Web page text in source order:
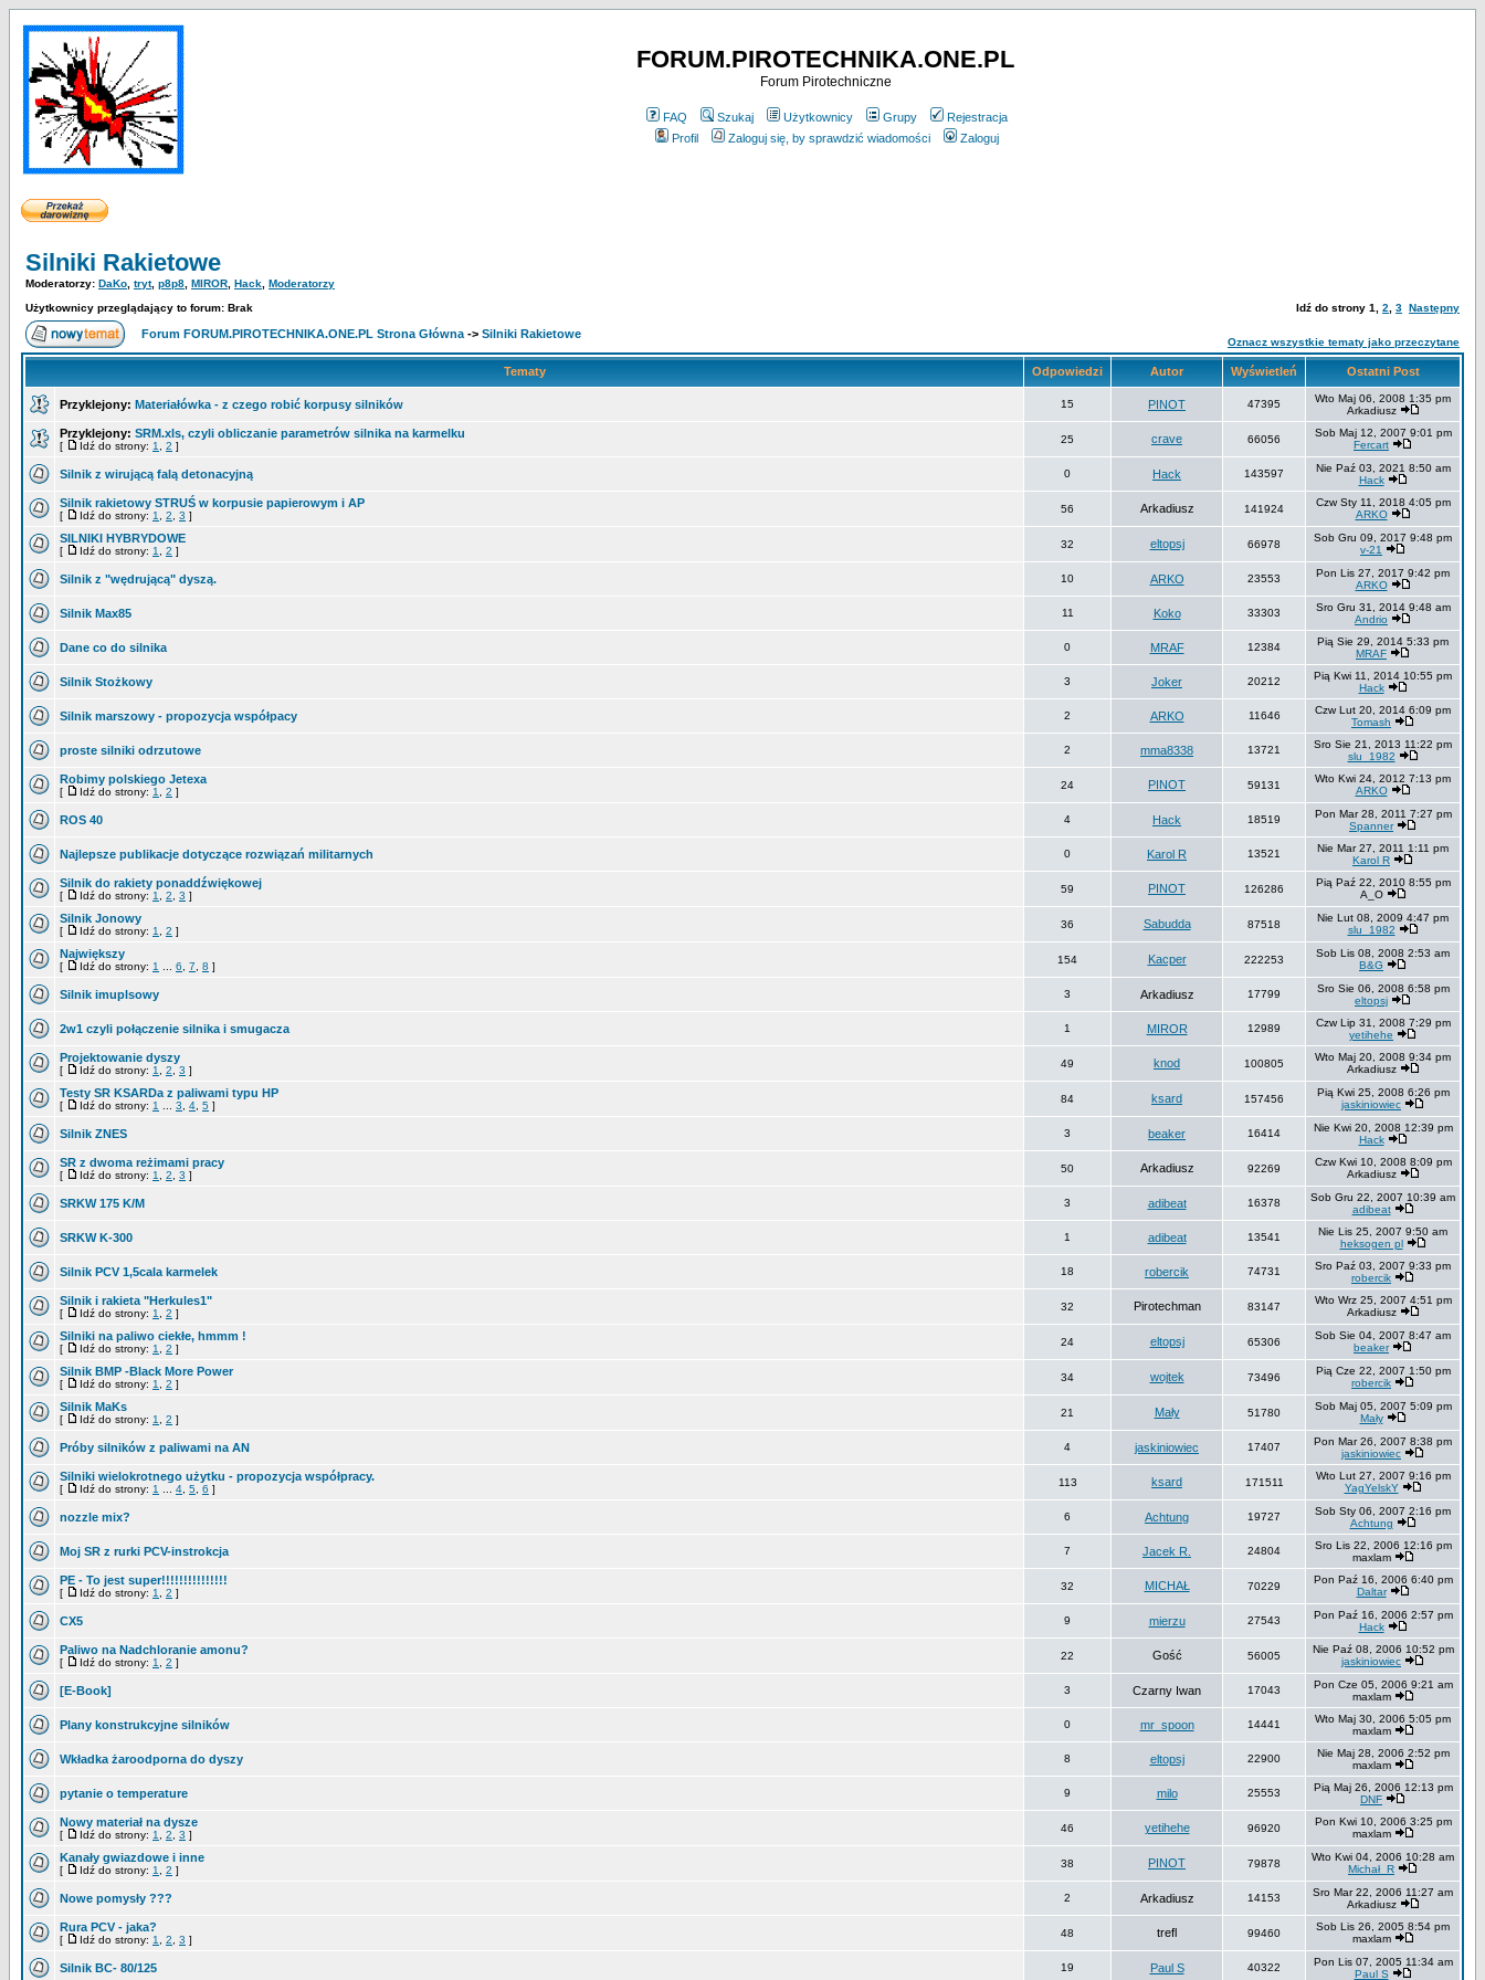
FORUM.PIROTECHNIKA.ONE.PL
Forum Pirotechniczne
FAQ Szukaj Użytkownicy Grupy
Rejestracja
Profil
Zaloguj się, by sprawdzić wiadomości Zaloguj
Silniki Rakietowe
Moderatorzy: DaKo tryt, p8p8 MIROR Hack Moderatorzy
Użytkownicy przeglądający to forum: Brak
Idź do strony 1 2 3 Następny
Forum FORUM.PIROTECHNIKA.ONE.PL Strona Główna -> Silniki Rakietowe
Oznacz wszystkie tematy jako przeczytane
Tematy Odpowiedzi Autor Wyświetleń Ostatni Post
Przyklejony: Materiałówka - z czego robić korpusy silników 15 PINOT 47395
Wto Maj 06, 2008 1:35 pm
Arkadiusz
Przyklejony: SRM.xls, czyli obliczanie parametrów silnika na karmelku
[ Idź do strony: 1 2 ]
25 crave 66056
Sob Maj 12, 2007 9:01 pm
Fercart
Silnik z wirującą falą detonacyjną 0 Hack 143597
Nie Paź 03, 2021 8:50 am
Hack
Silnik rakietowy STRUŚ w korpusie papierowym i AP
[ Idź do strony: 1 2 3 ]
56 Arkadiusz 141924
Czw Sty 11, 2018 4:05 pm
ARKO
SILNIKI HYBRYDOWE
[ Idź do strony: 1 2 ]
32 eltopsj 66978
Sob Gru 09, 2017 9:48 pm
v-21
Silnik z "wędrującą" dyszą. 10 ARKO 23553
Pon Lis 27, 2017 9:42 pm
ARKO
Silnik Max85 11 Koko 33303
Sro Gru 31, 2014 9:48 am
Andrio
Dane co do silnika 0 MRAF 12384
Pią Sie 29, 2014 5:33 pm
MRAF
Silnik Stożkowy 3 Joker 20212
Pią Kwi 11, 2014 10:55 pm
Hack
Silnik marszowy - propozycja współpacy 2 ARKO 11646
Czw Lut 20, 2014 6:09 pm
Tomash
proste silniki odrzutowe 2 mma8338 13721
Sro Sie 21, 2013 11:22 pm
slu_1982
Robimy polskiego Jetexa
[ Idź do strony: 1 2 ]
24 PINOT 59131
Wto Kwi 24, 2012 7:13 pm
ARKO
ROS 40 4 Hack 18519
Pon Mar 28, 2011 7:27 pm
Spanner
Najlepsze publikacje dotyczące rozwiązań militarnych 0 Karol R 13521
Nie Mar 27, 2011 1:11 pm
Karol R
Silnik do rakiety ponaddźwiękowej
[ Idź do strony: 1 2 3 ]
59 PINOT 126286
Pią Paź 22, 2010 8:55 pm
A_O
Silnik Jonowy
[ Idź do strony: 1 2 ]
36 Sabudda 87518
Nie Lut 08, 2009 4:47 pm
slu_1982
Największy
[ Idź do strony: 1 6 7 8 ]
154 Kacper 222253
Sob Lis 08, 2008 2:53 am
B&G
Silnik imuplsowy 3 Arkadiusz 17799
Sro Sie 06, 2008 6:58 pm
eltopsj
2w1 czyli połączenie silnika i smugacza 1 MIROR 12989
Czw Lip 31, 2008 7:29 pm
yetihehe
Projektowanie dyszy
[ Idź do strony: 1 2 3 ]
49 knod 100805
Wto Maj 20, 2008 9:34 pm
Arkadiusz
Testy SR KSARDa z paliwami typu HP
[ Idź do strony: 1 3 4 5 ]
84 ksard 157456
Pią Kwi 25, 2008 6:26 pm
jaskiniowiec
Silnik ZNES 3 beaker 16414
Nie Kwi 20, 2008 12:39 pm
Hack
SR z dwoma reżimami pracy
[ Idź do strony: 1 2 3 ]
50 Arkadiusz 92269
Czw Kwi 10, 2008 8:09 pm
Arkadiusz
SRKW 175 K/M 3 adibeat 16378
Sob Gru 22, 2007 10:39 am
adibeat
SRKW K-300 1 adibeat 13541
Nie Lis 25, 2007 9:50 am
heksogen pl
Silnik PCV 1,5cala karmelek 18 robercik 74731
Sro Paź 03, 2007 9:33 pm
robercik
Silnik i rakieta "Herkules1"
[ Idź do strony: 1 2 ]
32 Pirotechman 83147
Wto Wrz 25, 2007 4:51 pm
Arkadiusz
Silniki na paliwo ciekłe, hmmm !
[ Idź do strony: 1 2 ]
24 eltopsj 65306
Sob Sie 04, 2007 8:47 am
beaker
Silnik BMP -Black More Power
[ Idź do strony: 1 2 ]
34 wojtek 73496
Pią Cze 22, 2007 1:50 pm
robercik
Silnik MaKs
[ Idź do strony: 1 2 ]
21 Mały 51780
Sob Maj 05, 2007 5:09 pm
Mały
Próby silników z paliwami na AN 4 jaskiniowiec 17407
Pon Mar 26, 2007 8:38 pm
jaskiniowiec
Silniki wielokrotnego użytku - propozycja współpracy.
[ Idź do strony: 1 4 5 6 ]
113 ksard 171511
Wto Lut 27, 2007 9:16 pm
YagYelskY
nozzle mix? 6 Achtung 19727
Sob Sty 06, 2007 2:16 pm
Achtung
Moj SR z rurki PCV-instrokcja 7 Jacek R. 24804
Sro Lis 22, 2006 12:16 pm
maxlam
PE - To jest super!!!!!!!!!!!!!!!
[ Idź do strony: 1 2 ]
32 MICHAŁ 70229
Pon Paź 16, 2006 6:40 pm
Daltar
CX5 9 mierzu 27543
Pon Paź 16, 2006 2:57 pm
Hack
Paliwo na Nadchloranie amonu?
[ Idź do strony: 1 2 ]
22 Gość 56005
Nie Paź 08, 2006 10:52 pm
jaskiniowiec
[E-Book] 3 Czarny Iwan 17043
Pon Cze 05, 2006 9:21 am
maxlam
Plany konstrukcyjne silników 0 mr_spoon 14441
Wto Maj 30, 2006 5:05 pm
maxlam
Wkładka żaroodporna do dyszy 8 eltopsj 22900
Nie Maj 28, 2006 2:52 pm
maxlam
pytanie o temperature 9 milo 25553
Pią Maj 26, 2006 12:13 pm
DNF
Nowy materiał na dysze
[ Idź do strony: 1 2 3 ]
46 yetihehe 96920
Pon Kwi 10, 2006 3:25 pm
maxlam
Kanały gwiazdowe i inne
[ Idź do strony: 1 2 ]
38 PINOT 79878
Wto Kwi 04, 2006 10:28 am
Michał_R
Nowe pomysły ??? 2 Arkadiusz 14153
Sro Mar 22, 2006 11:27 am
Arkadiusz
Rura PCV - jaka?
[ Idź do strony: 1 2 3 ]
48 trefl 99460
Sob Lis 26, 2005 8:54 pm
maxlam
Silnik BC- 80/125 19 Paul S 40322
Pon Lis 07, 2005 11:34 am
Paul S